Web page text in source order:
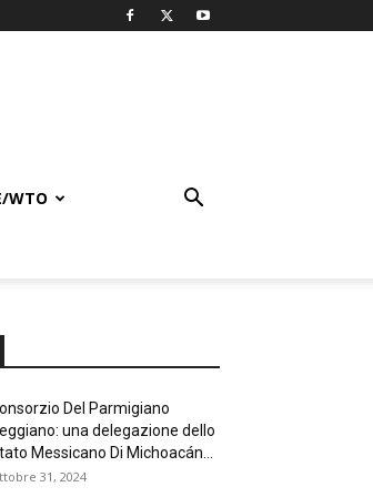
WTO
Del Parmigiano
una delegazione dello
Messicano Di Michoacán...
31, 2024